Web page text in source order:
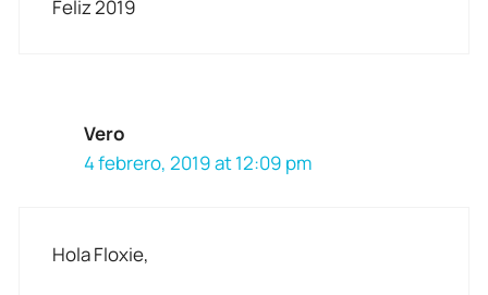
Feliz 2019
Vero
4 febrero, 2019 at 12:09 pm
Hola Floxie,